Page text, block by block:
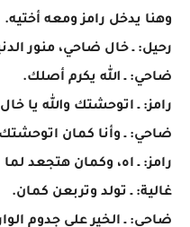
وهنا يدخل رامز ومعه أختيه.
رحيل: ـ خال ضاحي، منور
ضاحي: ـ الله يكرم أصلك.
رامز: ـ اتوحشتك والله يا
ضاحي: ـ وأنا كمان
رامز: ـ اه، وكمان هتجعد لما
غالية: ـ تولد وتربعن كمان.
ضاحي: ـ الخير على جدوم